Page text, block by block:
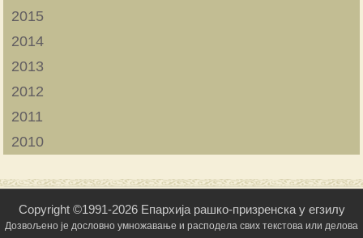
2015
2014
2013
2012
2011
2010
Copyright ©1991-2026 Епархија рашко-призренска у егзилу
Дозвољено је дословно умножавање и расподела свих текстова или делова